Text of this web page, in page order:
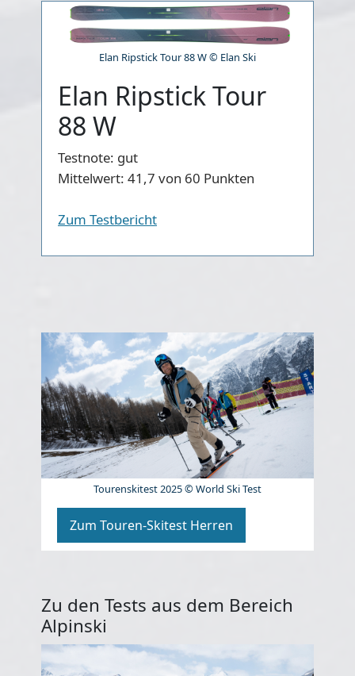
Elan Ripstick Tour 88 W © Elan Ski
Elan Ripstick Tour
88 W
Testnote: gut
Mittelwert: 41,7 von 60 Punkten
Zum Testbericht
Tourenskitest 2025 © World Ski Test
Zum Touren-Skitest Herren
Zu den Tests aus dem Bereich
Alpinski